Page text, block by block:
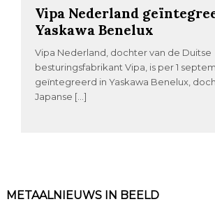
Vipa Nederland
Yaskawa Benelux
Vipa Nederland, dochter van de Duitse
besturingsfabrikant Vipa, is per 1
geïntegreerd in Yaskawa Benelux,
Japanse […]
METAALNIEUWS IN BEELD